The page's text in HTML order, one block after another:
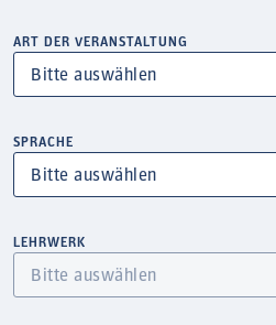
ART DER VERANSTALTUNG
SPRACHE
LEHRWERK